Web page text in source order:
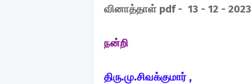
வினாத்தாள் pdf - 13 - 12 - 2023
நன்றி
திரு.மு.சிவக்குமார் ,